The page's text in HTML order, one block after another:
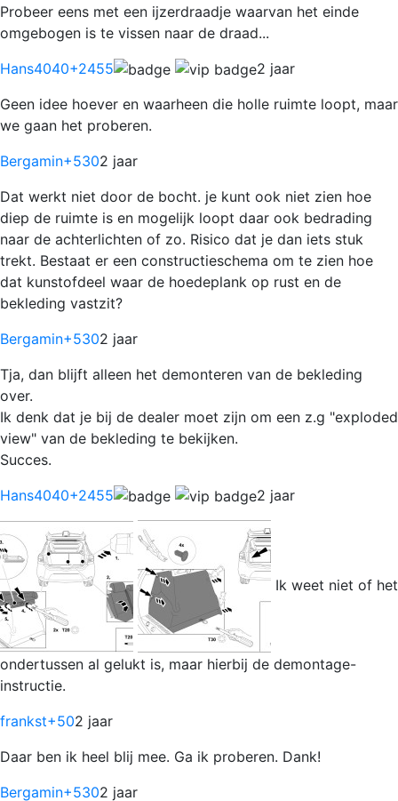
Probeer eens met een ijzerdraadje waarvan het einde
omgebogen is te vissen naar de draad...
Hans4040+2455
2 jaar
Geen idee hoever en waarheen die holle ruimte loopt, maar
we gaan het proberen.
Bergamin+5302 jaar
Dat werkt niet door de bocht. je kunt ook niet zien hoe
diep de ruimte is en mogelijk loopt daar ook bedrading
naar de achterlichten of zo. Risico dat je dan iets stuk
trekt. Bestaat er een constructieschema om te zien hoe
dat kunstofdeel waar de hoedeplank op rust en de
bekleding vastzit?
Bergamin+5302 jaar
Tja, dan blijft alleen het demonteren van de bekleding
over.
Ik denk dat je bij de dealer moet zijn om een z.g "exploded
view" van de bekleding te bekijken.
Succes.
Hans4040+2455 2 jaar
Ik weet niet of het
ondertussen al gelukt is, maar hierbij de demontage-
instructie.
frankst+502 jaar
Daar ben ik heel blij mee. Ga ik proberen. Dank!
Bergamin+5302 jaar